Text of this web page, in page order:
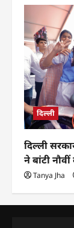
दिल्ली
दिल्ली
ने बांटी
Tanya Jha